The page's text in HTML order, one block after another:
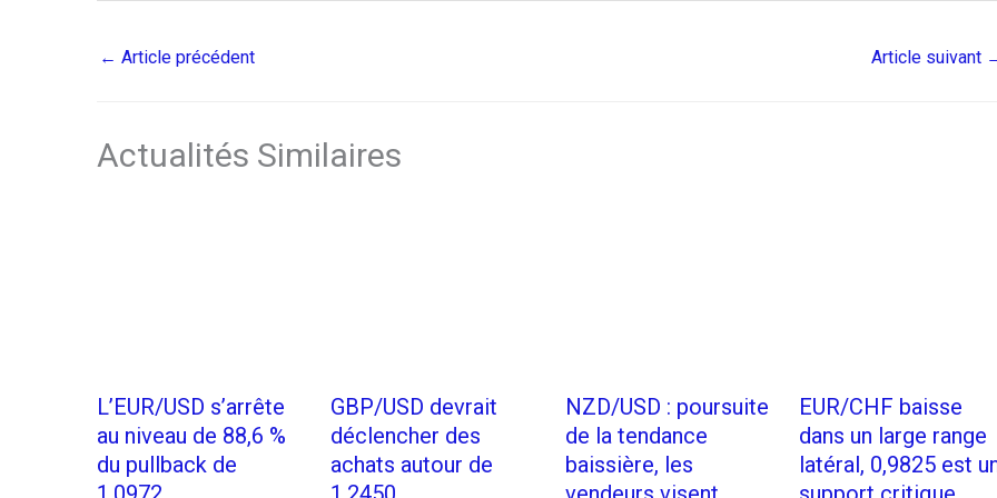
← Article précédent Article suivant
Actualités Similaires
L’EUR/USD s’arrête
au niveau de 88,6 %
du pullback de
GBP/USD devrait
déclencher des
achats autour de
NZD/USD : poursuite
de la tendance
baissière, les
EUR/CHF baisse
dans un large range
latéral, 0,9825 est